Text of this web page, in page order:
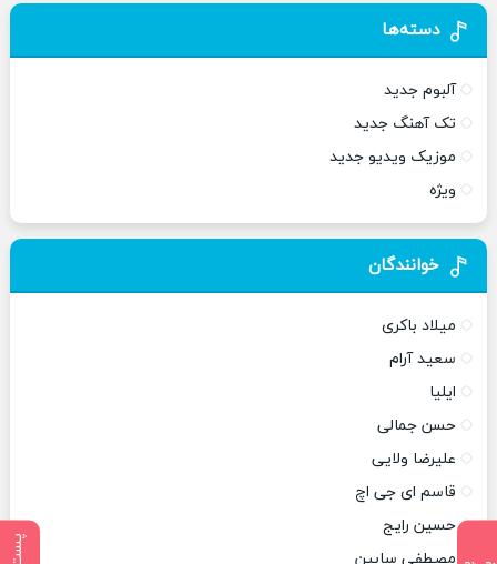
دسته‌ها
آلبوم جدید
تک آهنگ جدید
موزیک ویدیو جدید
ویژه
خوانندگان
میلاد باکری
سعید آرام
ایلیا
حسن جمالی
علیرضا ولایی
قاسم ای جی اچ
حسین رایج
مصطفی سابین